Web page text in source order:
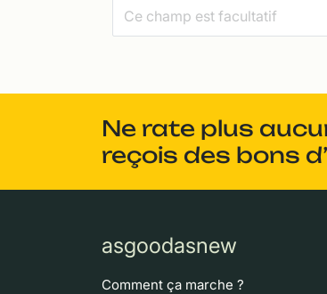
Ne rate plus
reçois des bons
asgoodasnew
Comment ça marche ?